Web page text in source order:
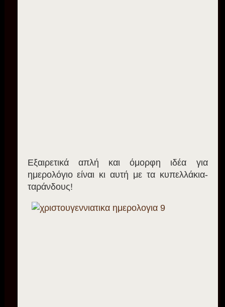
Εξαιρετικά απλή και όμορφη ιδέα για
ημερολόγιο είναι κι αυτή με τα κυπελλάκια-
ταράνδους!